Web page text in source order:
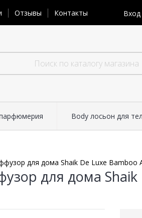
Отзывы Контакты Вход
Body лосьон для
для дома Shaik De Luxe Bamboo
для дома Shaik